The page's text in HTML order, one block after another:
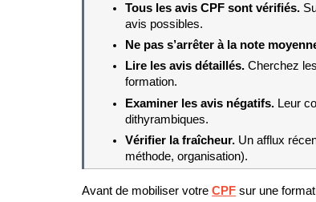
Tous les avis CPF sont vérifiés.
avis possibles.
Ne pas s’arrêter à la note
Lire les avis détaillés. Cherchez
formation.
Examiner les avis négatifs. Leur
dithyrambiques.
Vérifier la fraîcheur. Un afflux
méthode, organisation).
Avant de mobiliser votre CPF sur une